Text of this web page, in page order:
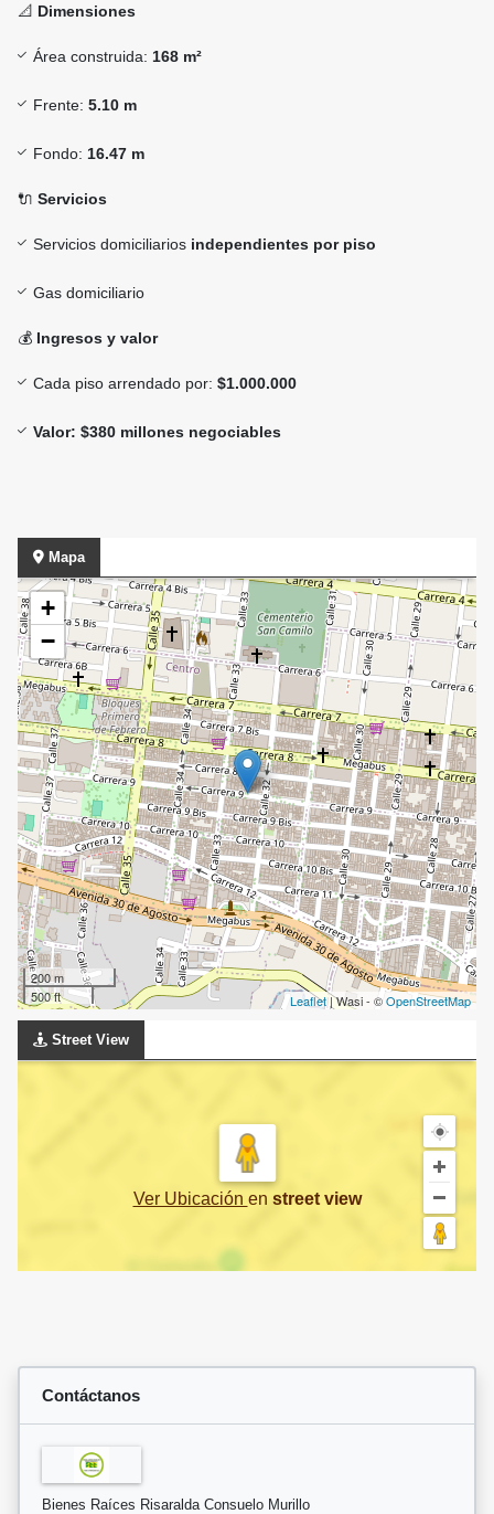
📐 Dimensiones
Área construida: 168 m²
Frente: 5.10 m
Fondo: 16.47 m
🔌 Servicios
Servicios domiciliarios independientes por piso
Gas domiciliario
💰 Ingresos y valor
Cada piso arrendado por: $1.000.000
Valor: $380 millones negociables
Mapa
+
−
200 m
500 ft
Leaflet| Wasi - ©OpenStreetMap
Street View
Ver Ubicación en street view
Contáctanos
Bienes Raíces Risaralda Consuelo Murillo